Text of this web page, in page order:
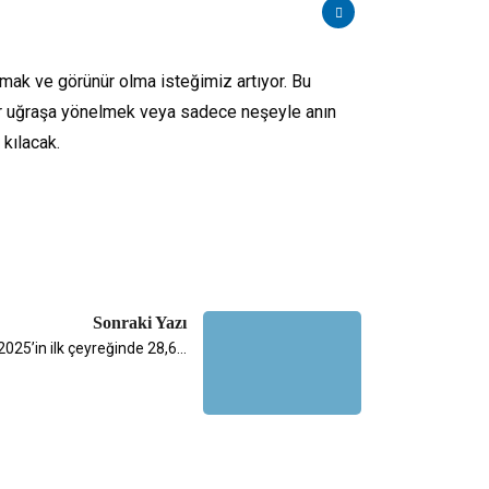
ve görünür olma isteğimiz artıyor. Bu
yönelmek veya sadece neşeyle anın
Sonraki Yazı
ilk çeyreğinde 28,6…